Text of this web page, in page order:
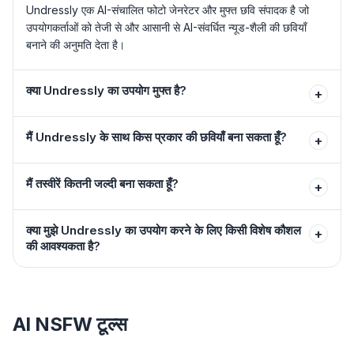
Undressly एक AI-संचालित फोटो जेनरेटर और मुफ्त छवि संपादक है जो
उपयोगकर्ताओं को तेजी से और आसानी से AI-संवर्धित न्यूड-शैली की छवियाँ
बनाने की अनुमति देता है।
क्या Undressly का उपयोग मुफ्त है? +
मैं Undressly के साथ किस प्रकार की छवियाँ बना सकता हूँ? +
मैं तस्वीरें कितनी जल्दी बना सकता हूँ? +
क्या मुझे Undressly का उपयोग करने के लिए किसी विशेष कौशल
की आवश्यकता है?
+
AI NSFW टूल्स